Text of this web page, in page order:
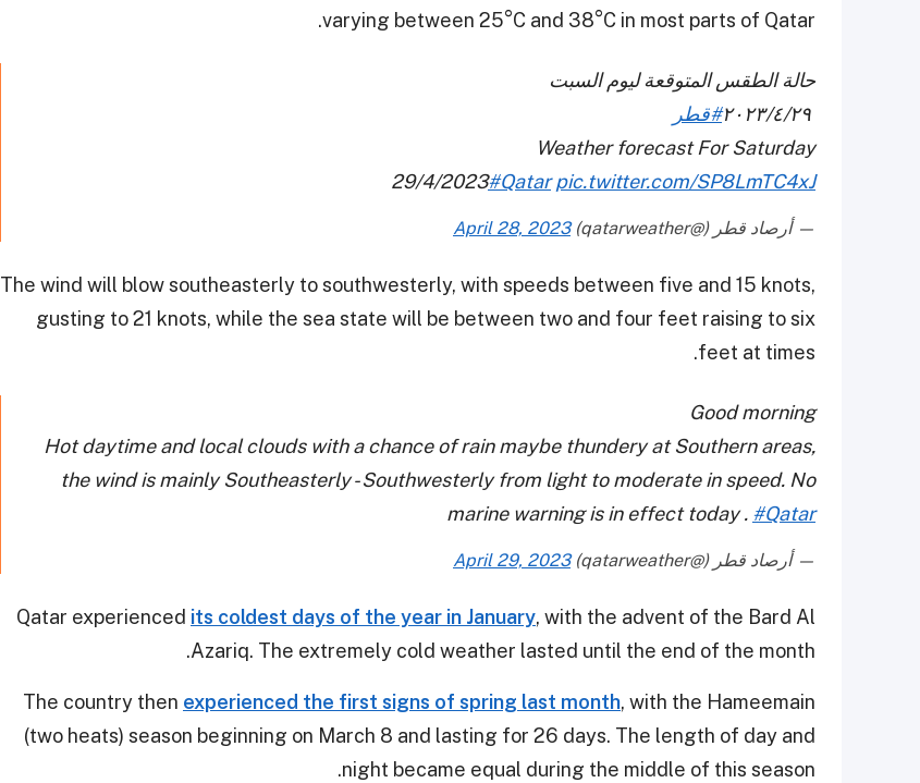
varying between 25°C and 38°C in most parts of Qatar.
حالة الطقس المتوقعة ليوم السبت
٢٠٢٣/٤/٢٩#قطر
Weather forecast For Saturday
29/4/2023#Qatar pic.twitter.com/SP8LmTC4xJ
— أرصاد قطر (@qatarweather) April 28, 2023
The wind will blow southeasterly to southwesterly, with speeds between five and 15 knots,
gusting to 21 knots, while the sea state will be between two and four feet raising to six
feet at times.
Good morning
Hot daytime and local clouds with a chance of rain maybe thundery at Southern areas,
the wind is mainly Southeasterly - Southwesterly from light to moderate in speed. No
marine warning is in effect today . #Qatar
— أرصاد قطر (@qatarweather) April 29, 2023
Qatar experienced its coldest days of the year in January, with the advent of the Bard Al
Azariq. The extremely cold weather lasted until the end of the month.
The country then experienced the first signs of spring last month, with the Hameemain
(two heats) season beginning on March 8 and lasting for 26 days. The length of day and
night became equal during the middle of this season.